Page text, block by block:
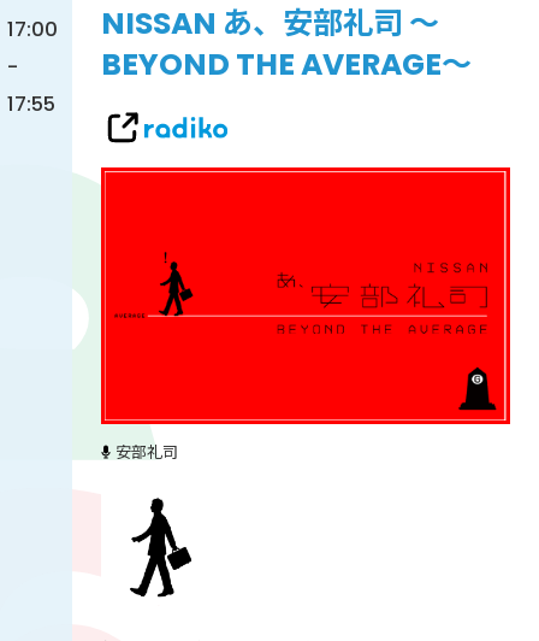
17:00
-
17:55
NISSAN あ、安部礼司 ～
BEYOND THE AVERAGE～
安部礼司